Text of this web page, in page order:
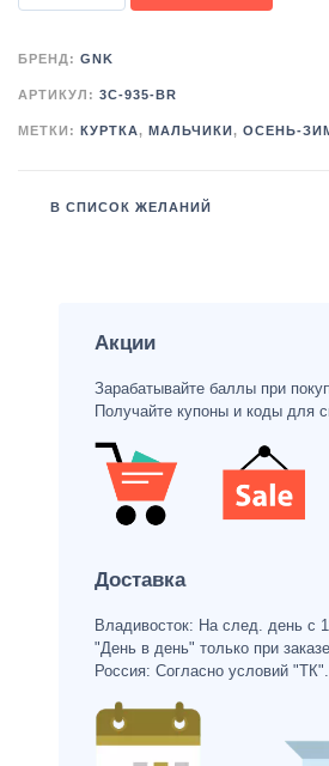
БРЕНД: GNK
АРТИКУЛ: 3C-935-BR
МЕТКИ: КУРТКА, МАЛЬЧИКИ , ОСЕНЬ-
В СПИСОК ЖЕЛАНИЙ
Акции
Зарабатывайте баллы при
Получайте купоны и коды для
Доставка
Владивосток: На след. день с
"День в день" только при
Россия: Согласно условий "ТК".